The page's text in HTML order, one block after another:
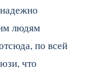
людям
по всей
что